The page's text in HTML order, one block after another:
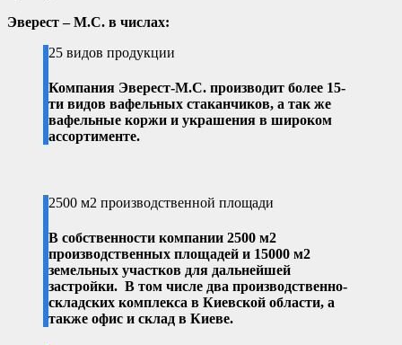
Эверест – М.С. в числах:
25 видов продукции
Компания Эверест-М.С. производит более 15-
ти видов вафельных стаканчиков, а так же
вафельные коржи и украшения в широком
ассортименте.
2500 м2 производственной площади
В собственности компании 2500 м2
производственных площадей и 15000 м2
земельных участков для дальнейшей
застройки. В том числе два производственно-
складских комплекса в Киевской области, а
также офис и склад в Киеве.